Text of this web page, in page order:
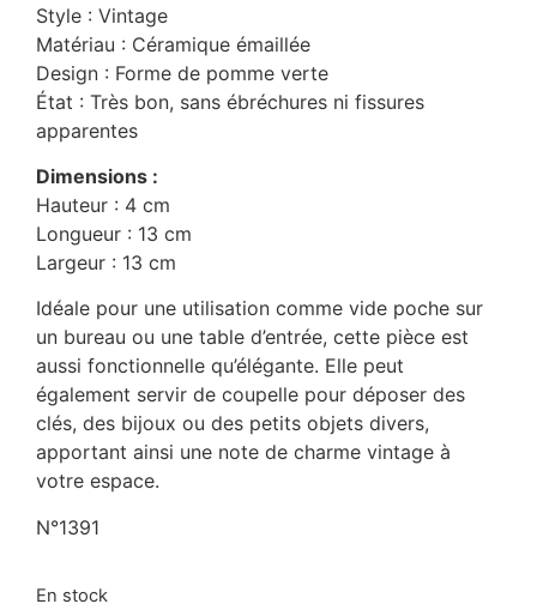
Style : Vintage
Matériau : Céramique émaillée
Design : Forme de pomme verte
État : Très bon, sans ébréchures ni fissures
apparentes
Dimensions :
Hauteur : 4 cm
Longueur : 13 cm
Largeur : 13 cm
Idéale pour une utilisation comme vide poche sur
un bureau ou une table d’entrée, cette pièce est
aussi fonctionnelle qu’élégante. Elle peut
également servir de coupelle pour déposer des
clés, des bijoux ou des petits objets divers,
apportant ainsi une note de charme vintage à
votre espace.
N°1391
En stock